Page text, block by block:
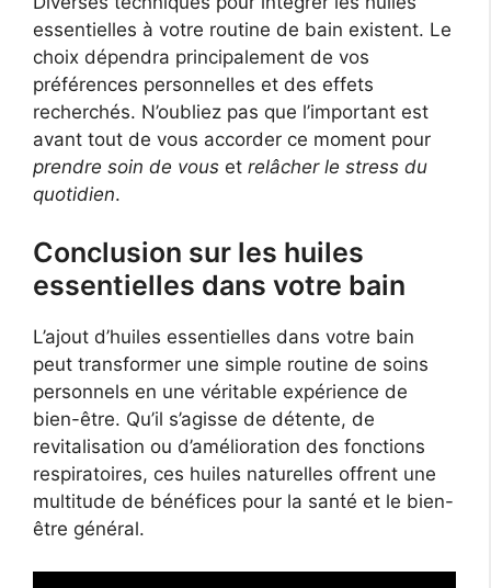
essentielles à votre routine de bain existent. Le
choix dépendra principalement de vos
préférences personnelles et des effets
recherchés. N’oubliez pas que l’important est
avant tout de vous accorder ce moment pour
prendre soin de vous et relâcher le stress du
quotidien.
Conclusion sur les huiles
essentielles dans votre bain
L’ajout d’huiles essentielles dans votre bain
peut transformer une simple routine de soins
personnels en une véritable expérience de
bien-être. Qu’il s’agisse de détente, de
revitalisation ou d’amélioration des fonctions
respiratoires, ces huiles naturelles offrent une
multitude de bénéfices pour la santé et le bien-
être général.